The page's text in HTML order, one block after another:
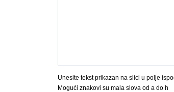
Unesite tekst prikazan na slici u polje
Mogući znakovi su mala slova od a do h